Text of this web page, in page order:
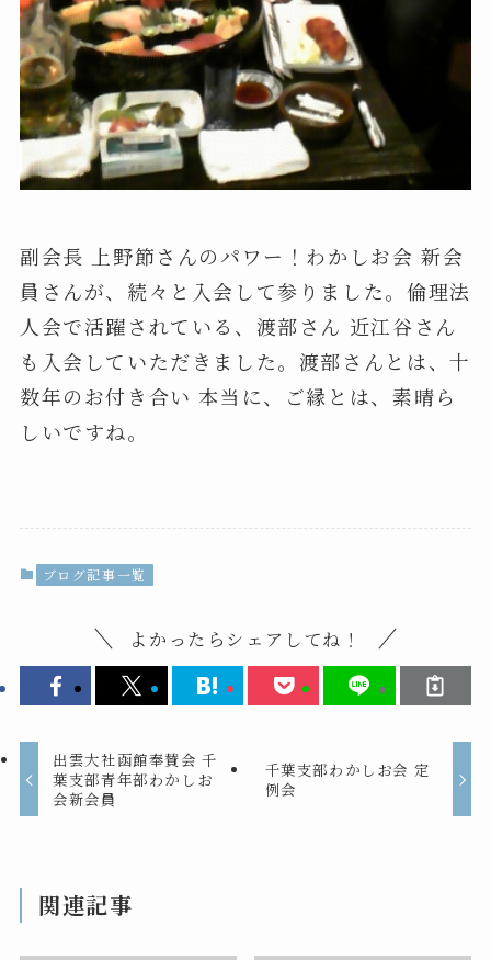
副会長 上野節さんのパワー！わかしお会 新会
員さんが、続々と入会して参りました。倫理法
人会で活躍されている、渡部さん 近江谷さん
も入会していただきました。渡部さんとは、十
数年のお付き合い 本当に、ご縁とは、素晴ら
しいですね。
ブログ記事一覧
よかったらシェアしてね！
出雲大社函館奉賛会 千
葉支部青年部わかしお
会新会員
千葉支部わかしお会 定
例会
関連記事